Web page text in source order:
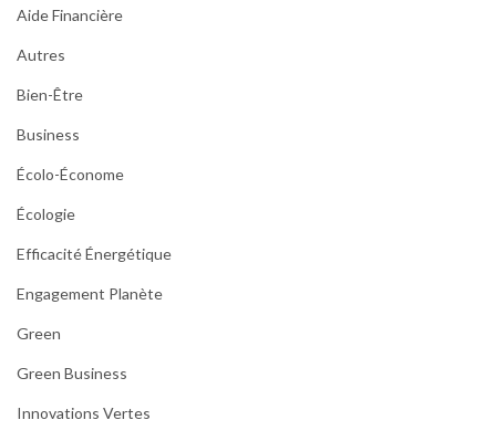
Aide Financière
Autres
Bien-Être
Business
Écolo-Économe
Écologie
Efficacité Énergétique
Engagement Planète
Green
Green Business
Innovations Vertes